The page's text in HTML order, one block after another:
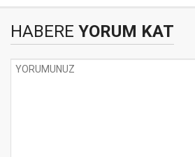
HABERE YORUM KAT